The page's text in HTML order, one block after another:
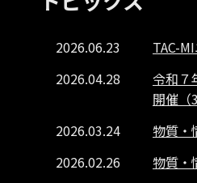
2026.06.23
TAC-
2026.04.28
令和７
開催（
2026.03.24
物質・
2026.02.26
物質・